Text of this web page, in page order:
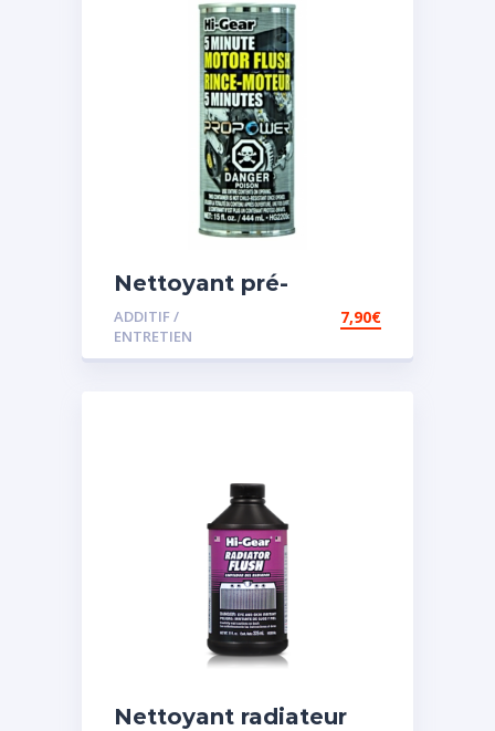
Nettoyant pré-
vidange
ADDITIF /
ENTRETIEN
7,90€
Nettoyant radiateur